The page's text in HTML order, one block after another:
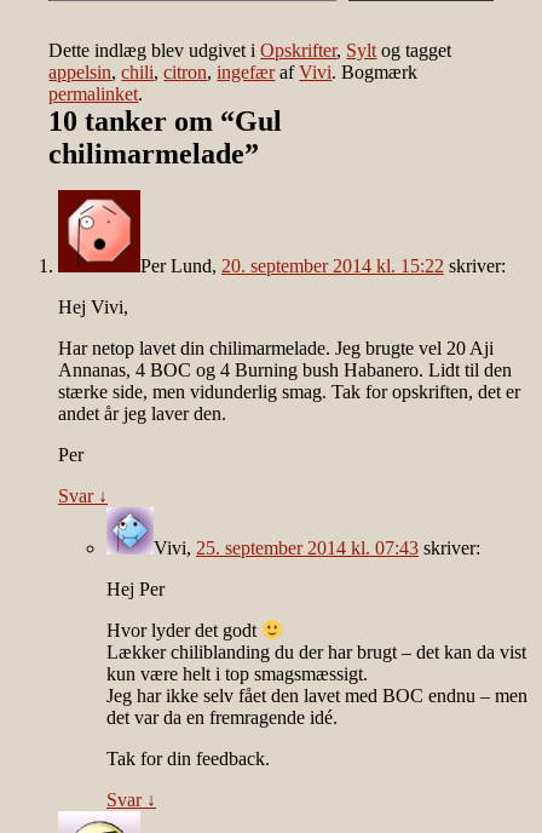
Dette indlæg blev udgivet iOpskrifter, Sylt og tagget
appelsin,chili,citron,ingefærafVivi. Bogmærk
permalinket.
10 tanker om “Gul
chilimarmelade”
Per Lund, 20. september 2014 kl. 15:22 skriver:
Hej Vivi,
Har netop lavet din chilimarmelade. Jeg brugte vel 20 Aji
Annanas, 4 BOC og 4 Burning bush Habanero. Lidt til den
stærke side, men vidunderlig smag. Tak for opskriften, det er
andet år jeg laver den.
Per
Svar ↓
Vivi, 25. september 2014 kl. 07:43 skriver:
Hej Per
Hvor lyder det godt
Lækker chiliblanding du der har brugt – det kan da vist
kun være helt i top smagsmæssigt.
Jeg har ikke selv fået den lavet med BOC endnu – men
det var da en fremragende idé.
Tak for din feedback.
Svar ↓